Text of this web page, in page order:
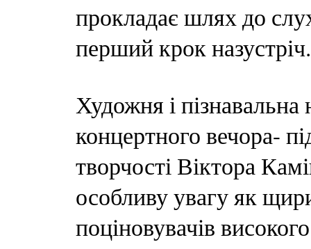
прокладає шлях до
перший крок назустріч.
Художня і
концертного вечора-
творчості Віктора
особливу увагу як
поціновувачів